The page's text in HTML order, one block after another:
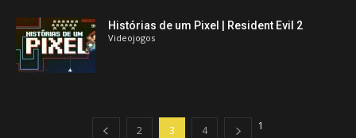
Histórias de um Pixel | Resident Evil 2
Videojogos
1
2 3 4